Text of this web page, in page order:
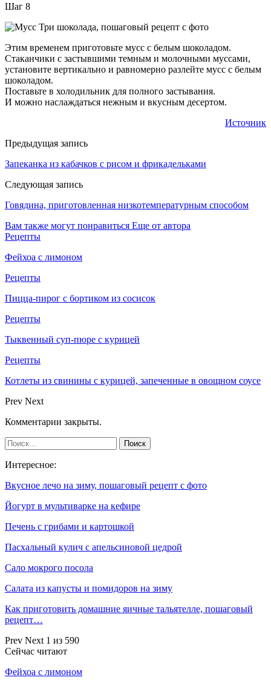
Шаг 8
Этим временем приготовьте мусс с белым шоколадом.
Стаканчики с застывшими темным и молочными муссами,
установите вертикально и равномерно разлейте мусс с белым
шоколадом.
Поставьте в холодильник для полного застывания.
И можно наслаждаться нежным и вкусным десертом.
Источник
Предыдущая запись
Запеканка из кабачков с рисом и фрикадельками
Следующая запись
Говядина, приготовленная низкотемпературным способом
Вам также могут понравиться Еще от автора
Рецепты
Фейхоа с лимоном
Рецепты
Пицца-пирог с бортиком из сосисок
Рецепты
Тыквенный суп-пюре с курицей
Рецепты
Котлеты из свинины с курицей, запеченные в овощном соусе
Prev Next
Комментарии закрыты.
Интересное:
Вкусное лечо на зиму, пошаговый рецепт с фото
Йогурт в мультиварке на кефире
Печень с грибами и картошкой
Пасхальный кулич с апельсиновой цедрой
Сало мокрого посола
Салата из капусты и помидоров на зиму
Как приготовить домашние яичные тальятелле, пошаговый
рецепт…
Prev Next 1 из 590
Сейчас читают
Фейхоа с лимоном